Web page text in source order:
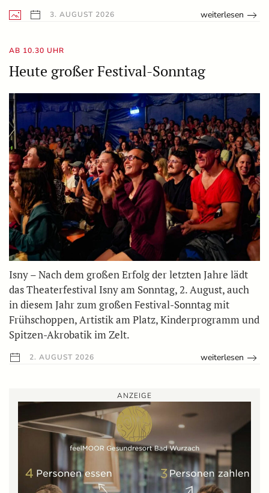
3. AUGUST 2026 weiterlesen
AB 10.30 UHR
Heute großer Festival-Sonntag
Isny – Nach dem großen Erfolg der letzten Jahre lädt
das Theaterfestival Isny am Sonntag, 2. August, auch
in diesem Jahr zum großen Festival-Sonntag mit
Frühschoppen, Artistik am Platz, Kinderprogramm und
Spitzen-Akrobatik im Zelt.
2. AUGUST 2026 weiterlesen
ANZEIGE